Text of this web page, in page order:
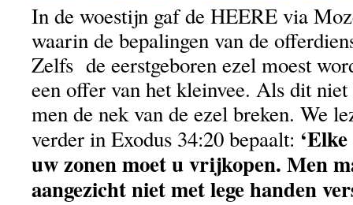
In de woestijn gaf de HEERE via
waarin de bepalingen van de
Zelfs de eerstgeboren ezel moest
een offer van het kleinvee. Als dit niet
men de nek van de ezel breken. We
verder in Exodus 34:20 bepaalt:
uw zonen moet u vrijkopen. Men
aangezicht niet met lege handen